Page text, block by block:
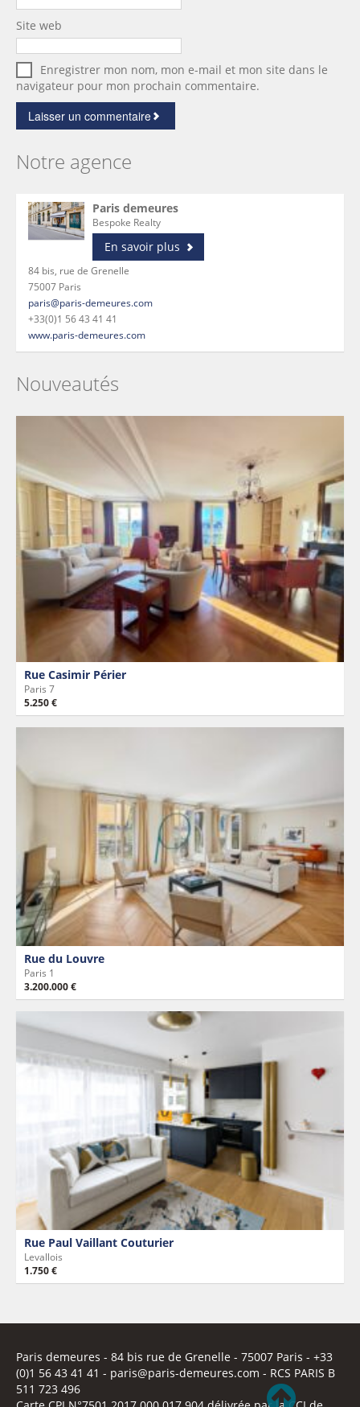
Site web
Enregistrer mon nom, mon e-mail et mon site dans le
navigateur pour mon prochain commentaire.
Notre agence
Paris demeures
Bespoke Realty
En savoir plus
84 bis, rue de Grenelle
75007 Paris
paris@paris-demeures.com
+33(0)1 56 43 41 41
www.paris-demeures.com
Nouveautés
Rue Casimir Périer
Paris 7
5.250 €
Rue du Louvre
Paris 1
3.200.000 €
Rue Paul Vaillant Couturier
Levallois
1.750 €
Paris demeures - 84 bis rue de Grenelle - 75007 Paris - +33
(0)1 56 43 41 41 - paris@paris-demeures.com - RCS PARIS B
511 723 496